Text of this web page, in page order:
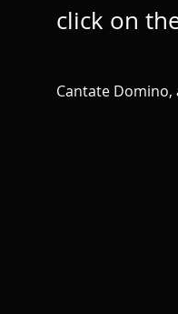
click on
Cantate Domino,